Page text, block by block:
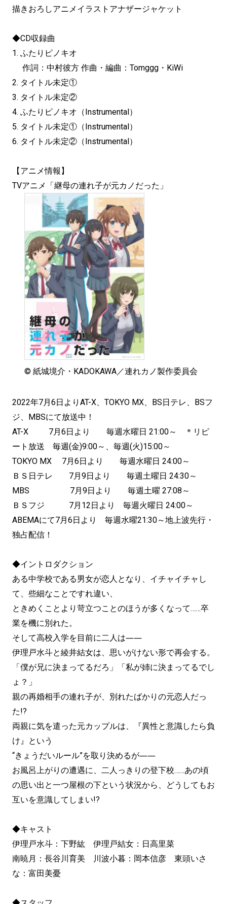
描きおろしアニメイラストアナザージャケット
◆CD収録曲
1. ふたりピノキオ
作詞：中村彼方 作曲・編曲：Tomggg・KiWi
2. タイトル未定①
3. タイトル未定②
4. ふたりピノキオ（Instrumental）
5. タイトル未定①（Instrumental）
6. タイトル未定②（Instrumental）
【アニメ情報】
TVアニメ「継母の連れ子が元カノだった」
© 紙城境介・KADOKAWA／連れカノ製作委員会
2022年7月6日よりAT-X、TOKYO MX、BS日テレ、BSフ
ジ、MBSにて放送中！
AT-X 7月6日より 毎週水曜日 21:00～ ＊リピ
ート放送 毎週(金)9:00～、毎週(火)15:00～
TOKYO MX 7月6日より 毎週水曜日 24:00～
ＢＳ日テレ 7月9日より 毎週土曜日 24:30～
MBS 7月9日より 毎週土曜 27:08～
ＢＳフジ 7月12日より 毎週火曜日 24:00～
ABEMAにて7月6日より 毎週水曜21:30～地上波先行・
独占配信！
◆イントロダクション
ある中学校である男女が恋人となり、イチャイチャし
て、些細なことですれ違い、
ときめくことより苛立つことのほうが多くなって……卒
業を機に別れた。
そして高校入学を目前に二人は――
伊理戸水斗と綾井結女は、思いがけない形で再会する。
「僕が兄に決まってるだろ」「私が姉に決まってるでし
ょ？」
親の再婚相手の連れ子が、別れたばかりの元恋人だっ
た!?
両親に気を遣った元カップルは、『異性と意識したら負
け』という
“きょうだいルール”を取り決めるが――
お風呂上がりの遭遇に、二人っきりの登下校……あの頃
の思い出と一つ屋根の下という状況から、どうしてもお
互いを意識してしまい!?
◆キャスト
伊理戸水斗：下野紘 伊理戸結女：日高里菜
南暁月：長谷川育美 川波小暮：岡本信彦 東頭いさ
な：富田美憂